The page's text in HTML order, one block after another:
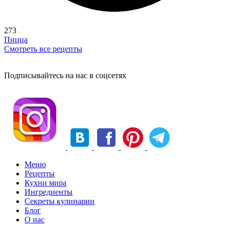
273
Пицца
Смотреть все рецепты
Подписывайтесь на нас в соцсетях
Меню
Рецепты
Кухни мира
Ингредиенты
Секреты кулинарии
Блог
О нас